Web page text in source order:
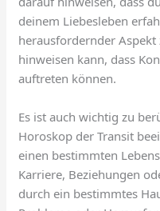
deinem Liebesleben
herausfordernder
hinweisen kann, dass
auftreten können.
Es ist auch wichtig zu
Horoskop der Transit
einen bestimmten
Karriere, Beziehungen
durch ein bestimmtes